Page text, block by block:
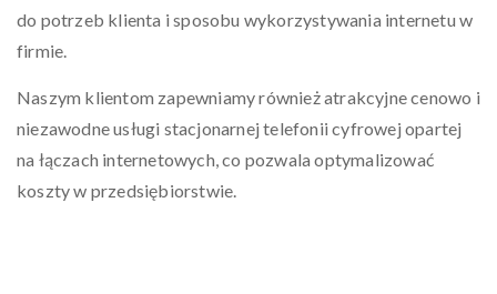
do potrzeb klienta i sposobu wykorzystywania internetu w
firmie.
Naszym klientom zapewniamy również atrakcyjne cenowo i
niezawodne usługi stacjonarnej telefonii cyfrowej opartej
na łączach internetowych, co pozwala optymalizować
koszty w przedsiębiorstwie.